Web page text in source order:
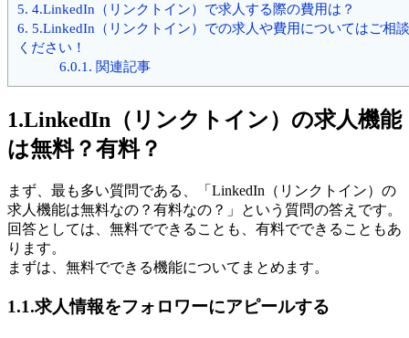
5. 4.LinkedIn（リンクトイン）で求人する際の費用は？
6. 5.LinkedIn（リンクトイン）での求人や費用についてはご相談
ください！
6.0.1. 関連記事
1.LinkedIn（リンクトイン）の求人機能
は無料？有料？
まず、最も多い質問である、「LinkedIn（リンクトイン）の
求人機能は無料なの？有料なの？」という質問の答えです。
回答としては、無料でできることも、有料でできることもあ
ります。
まずは、無料でできる機能についてまとめます。
1.1.求人情報をフォロワーにアピールする